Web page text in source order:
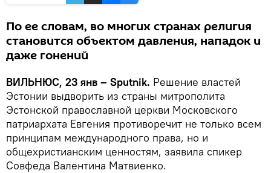
По ее словам, во многих странах религия
становится объектом давления, нападок и
даже гонений
ВИЛЬНЮС, 23 янв – Sputnik. Решение властей
Эстонии выдворить из страны митрополита
Эстонской православной церкви Московского
патриархата Евгения противоречит не только всем
принципам международного права, но и
общехристианским ценностям, заявила спикер
Совфеда Валентина Матвиенко.